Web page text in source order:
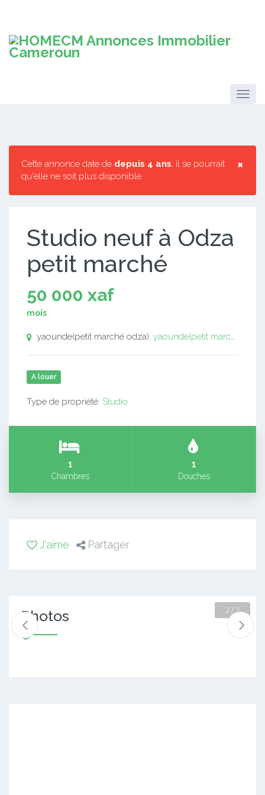
×
Cette annonce date de depuis 4 ans, il se pourrait
qu'elle ne soit plus disponible.
Studio neuf à Odza
petit marché
50 000 xaf
mois
yaounde(petit marché odza), yaounde(petit marché odza)
A louer
Type de propriété: Studio
1
Chambres
1
Douches
J'aime Partager
Photos 2 / 7